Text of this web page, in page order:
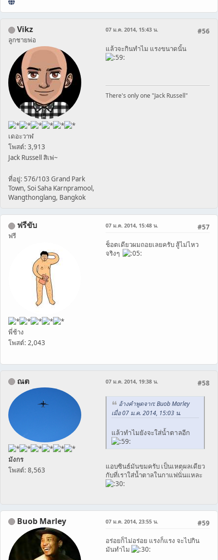
Vikz
ลูกชายพ่อ
เดอะวาฬ
โพสต์: 3,913
Jack Russell สิเพ่~
ที่อยู่: 576/103 Grand Park
Town, Soi Saha Karnpramool,
Wangthonglang, Bangkok
#56
07 ม.ค. 2014, 15:43 น.
แล้วจะกินทำไม แรงขนาดนั้น
There's only one "Jack Russell"
ฟรีขับ
ฟรี
พี่ช้าง
โพสต์: 2,043
#57
07 ม.ค. 2014, 15:48 น.
ช็อตเดียวผมถอยเลยครับ สู้ไม่ไหว
จริงๆ
ณต
มังกร
โพสต์: 8,563
#58
07 ม.ค. 2014, 19:38 น.
อ้างคำพูดจาก: Buob Marley
เมื่อ 07 ม.ค. 2014, 15:03 น.
แล้วทำไมยังจะใส่น้ำตาลอีก
แอบซินธ์มันขมครับ เป็นเหตุผลเดียว
กับที่เราใส่น้ำตาลในกาแฟนั่นแหละ
Buob Marley #59
07 ม.ค. 2014, 23:55 น.
อร่อยก็ไม่อร่อย แรงก็แรง จะไปกิน
มันทำไม